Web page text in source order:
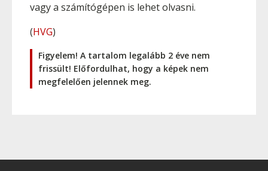
vagy a számítógépen is lehet olvasni.
(HVG)
Figyelem! A tartalom legalább 2 éve nem
frissült! Előfordulhat, hogy a képek nem
megfelelően jelennek meg.